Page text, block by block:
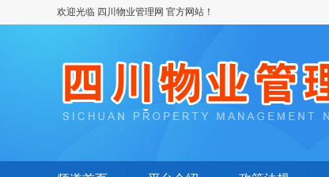
欢迎光临 四川物业管理网 官方网站！